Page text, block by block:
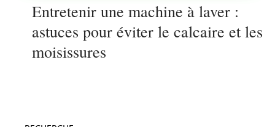
Entretenir une machine à laver :
astuces pour éviter le calcaire et les
moisissures